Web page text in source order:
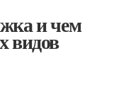
и чем
видов